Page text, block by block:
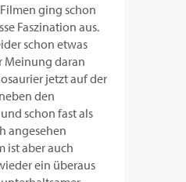
ging schon
Faszination aus.
schon etwas
Meinung daran
jetzt auf der
den
schon fast als
angesehen
ist aber auch
ein überaus